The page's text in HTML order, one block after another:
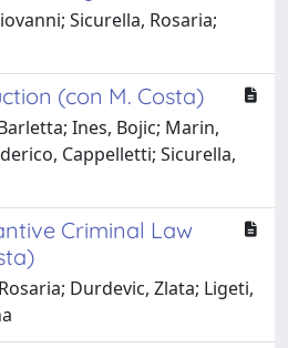
Sicurella, Rosaria;
(con M. Costa)
Ines, Bojic; Marin,
Cappelletti; Sicurella,
Criminal Law
Durdevic, Zlata; Ligeti,